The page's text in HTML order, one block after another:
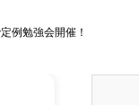
例勉強会開催！